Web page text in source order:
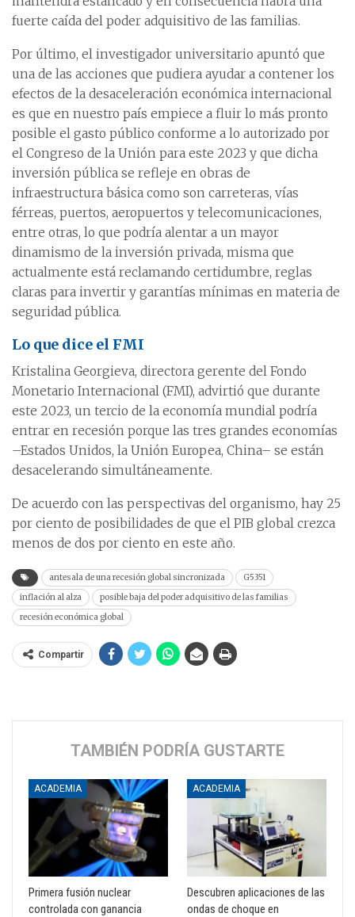
fuerte caída del poder adquisitivo de las familias.
Por último, el investigador universitario apuntó que
una de las acciones que pudiera ayudar a contener los
efectos de la desaceleración económica internacional
es que en nuestro país empiece a fluir lo más pronto
posible el gasto público conforme a lo autorizado por
el Congreso de la Unión para este 2023 y que dicha
inversión pública se refleje en obras de
infraestructura básica como son carreteras, vías
férreas, puertos, aeropuertos y telecomunicaciones,
entre otras, lo que podría alentar a un mayor
dinamismo de la inversión privada, misma que
actualmente está reclamando certidumbre, reglas
claras para invertir y garantías mínimas en materia de
seguridad pública.
Lo que dice el FMI
Kristalina Georgieva, directora gerente del Fondo
Monetario Internacional (FMI), advirtió que durante
este 2023, un tercio de la economía mundial podría
entrar en recesión porque las tres grandes economías
–Estados Unidos, la Unión Europea, China– se están
desacelerando simultáneamente.
De acuerdo con las perspectivas del organismo, hay 25
por ciento de posibilidades de que el PIB global crezca
menos de dos por ciento en este año.
antesala de una recesión global sincronizada
G5351
inflación al alza
posible baja del poder adquisitivo de las familias
recesión económica global
Compartir
TAMBIÉN PODRÍA GUSTARTE
ACADEMIA
Primera fusión nuclear
controlada con ganancia
ACADEMIA
Descubren aplicaciones de las
ondas de choque en